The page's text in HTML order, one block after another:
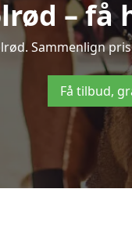
–
Sammenlign
Få tilbud,